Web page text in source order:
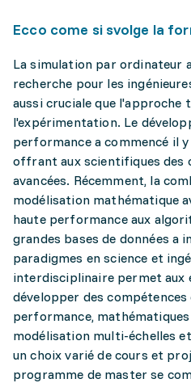
Ecco come si svolge la
La simulation par ordinateur
recherche pour les
aussi cruciale que l'approche
l'expérimentation. Le
performance a commencé il
offrant aux scientifiques des
avancées. Récemment, la
modélisation mathématique
haute performance aux
grandes bases de données a
paradigmes en science et
interdisciplinaire permet aux
développer des compétences
performance,
modélisation multi-échelles
un choix varié de cours et
programme de master se